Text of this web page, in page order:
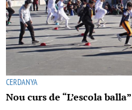
CERDANYA
Nou curs de “L’escola balla”